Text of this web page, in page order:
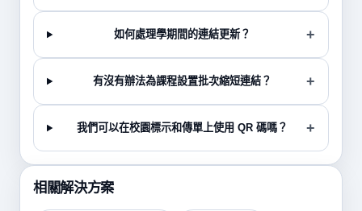
如何處理學期間的連結更新？
有沒有辦法為課程設置批次縮短連結？
我們可以在校園標示和傳單上使用 QR 碼嗎？
相關解決方案